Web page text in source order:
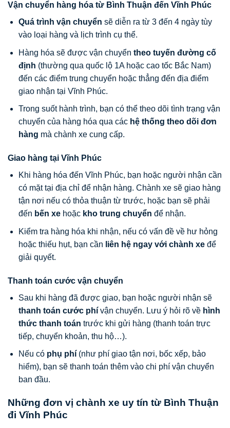
Vận chuyển hàng hóa từ Bình Thuận đến Vĩnh Phúc
Quá trình vận chuyển sẽ diễn ra từ 3 đến 4 ngày tùy
vào loại hàng và lịch trình cụ thể.
Hàng hóa sẽ được vận chuyển theo tuyến đường cố
định (thường qua quốc lộ 1A hoặc cao tốc Bắc Nam)
đến các điểm trung chuyển hoặc thẳng đến địa điểm
giao nhận tại Vĩnh Phúc.
Trong suốt hành trình, bạn có thể theo dõi tình trạng vận
chuyển của hàng hóa qua các hệ thống theo dõi đơn
hàng mà chành xe cung cấp.
Giao hàng tại Vĩnh Phúc
Khi hàng hóa đến Vĩnh Phúc, bạn hoặc người nhận cần
có mặt tại địa chỉ để nhận hàng. Chành xe sẽ giao hàng
tận nơi nếu có thỏa thuận từ trước, hoặc bạn sẽ phải
đến bến xehoặc kho trung chuyển để nhận.
Kiểm tra hàng hóa khi nhận, nếu có vấn đề về hư hỏng
hoặc thiếu hụt, bạn cần liên hệ ngay với chành xeđể
giải quyết.
Thanh toán cước vận chuyển
Sau khi hàng đã được giao, bạn hoặc người nhận sẽ
thanh toán cước phívận chuyển. Lưu ý hỏi rõ về hình
thức thanh toán trước khi gửi hàng (thanh toán trực
tiếp, chuyển khoản, thu hộ…).
Nếu có phụ phí(như phí giao tận nơi, bốc xếp, bảo
hiểm), bạn sẽ thanh toán thêm vào chi phí vận chuyển
ban đầu.
Những đơn vị chành xe uy tín từ Bình Thuận
đi Vĩnh Phúc